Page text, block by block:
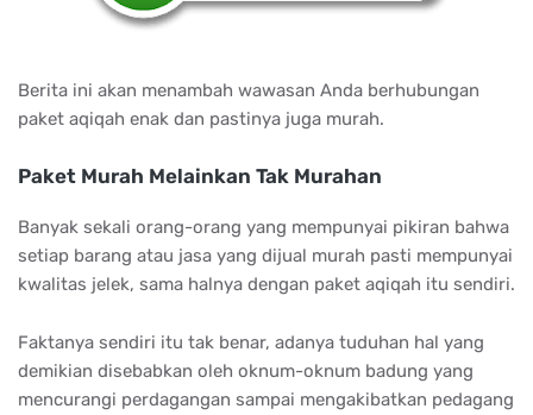
Berita ini akan menambah wawasan Anda berhubungan
paket aqiqah enak dan pastinya juga murah.
Paket Murah Melainkan Tak Murahan
Banyak sekali orang-orang yang mempunyai pikiran bahwa
setiap barang atau jasa yang dijual murah pasti mempunyai
kwalitas jelek, sama halnya dengan paket aqiqah itu sendiri.
Faktanya sendiri itu tak benar, adanya tuduhan hal yang
demikian disebabkan oleh oknum-oknum badung yang
mencurangi perdagangan sampai mengakibatkan pedagang